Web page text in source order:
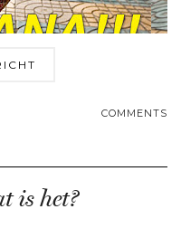
COMMENTS
is het?